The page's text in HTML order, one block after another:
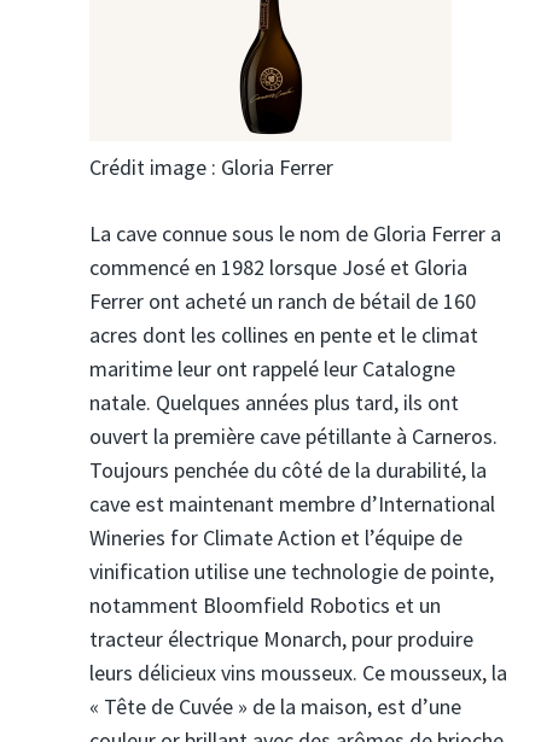
Crédit image : Gloria Ferrer
La cave connue sous le nom de Gloria Ferrer a
commencé en 1982 lorsque José et Gloria
Ferrer ont acheté un ranch de bétail de 160
acres dont les collines en pente et le climat
maritime leur ont rappelé leur Catalogne
natale. Quelques années plus tard, ils ont
ouvert la première cave pétillante à Carneros.
Toujours penchée du côté de la durabilité, la
cave est maintenant membre d’International
Wineries for Climate Action et l’équipe de
vinification utilise une technologie de pointe,
notamment Bloomfield Robotics et un
tracteur électrique Monarch, pour produire
leurs délicieux vins mousseux. Ce mousseux, la
« Tête de Cuvée » de la maison, est d’une